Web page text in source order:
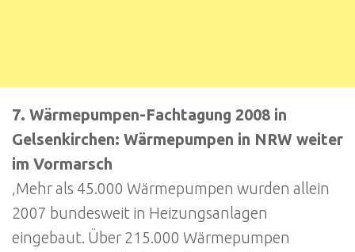
7. Wärmepumpen-Fachtagung 2008 in
Gelsenkirchen: Wärmepumpen in NRW weiter
im Vormarsch
‚Mehr als 45.000 Wärmepumpen wurden allein
2007 bundesweit in Heizungsanlagen
eingebaut. Über 215.000 Wärmepumpen